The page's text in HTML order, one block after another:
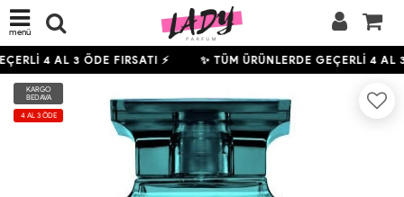
menü
4AL 3 ÖDE FIRSATI ⚡ ✨ TÜM ÜRÜNLERDE GEÇERLİ4AL 3
KARGO
BEDAVA
4 AL 3 ÖDE